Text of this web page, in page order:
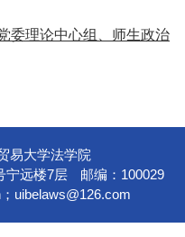
委理论中心组、师生政治
易大学法学院
宁远楼7层
邮编：100029
； uibelaws@126.com